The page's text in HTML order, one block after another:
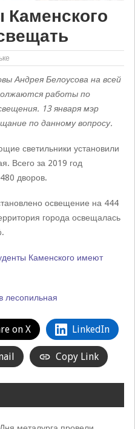
Андрея Белоусова на всей
работы по
13 января мэр
по данному вопросу.
светильники установили
Всего за 2019 год
дворов.
освещение на 444
города освещалась
Каменского имеют
лесопильная
on X LinkedIn
Copy Link